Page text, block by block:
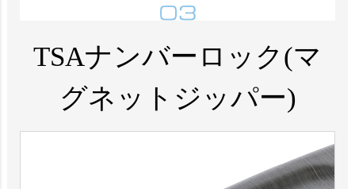
TSAナンバーロック(マ
グネットジッパー)